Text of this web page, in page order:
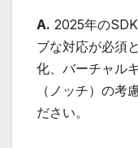
A. 2025年の
ブな対応が必須
化、バーチャル
（ノッチ）の考
ださい。